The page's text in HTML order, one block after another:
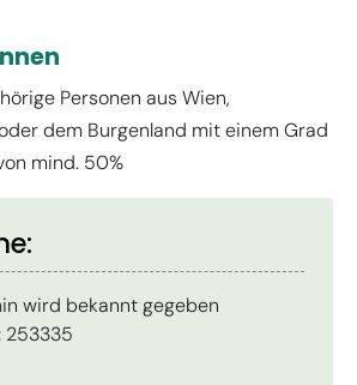
Personen aus Wien,
dem Burgenland mit einem Grad
mind. 50%
wird bekannt gegeben
253335